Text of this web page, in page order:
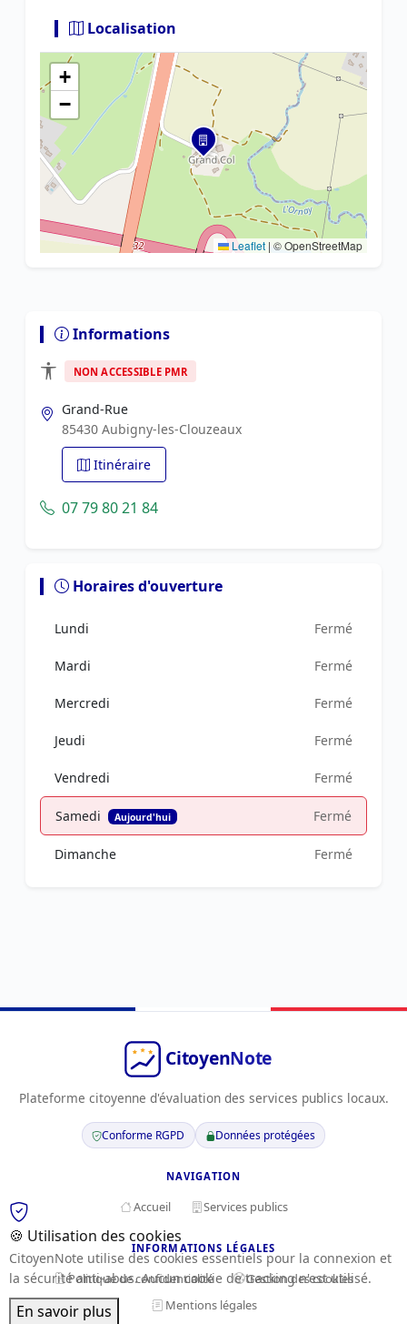
Localisation
+
−
Leaflet | © OpenStreetMap
Informations
NON ACCESSIBLE PMR
Grand-Rue
85430 Aubigny-les-Clouzeaux
Itinéraire
07 79 80 21 84
Horaires d'ouverture
Lundi Fermé
Mardi Fermé
Mercredi Fermé
Jeudi Fermé
Vendredi Fermé
Samedi Aujourd'hui Fermé
Dimanche Fermé
Plateforme citoyenne d'évaluation des services publics locaux.
Conforme RGPD Données protégées
NAVIGATION
Accueil Services publics
INFORMATIONS LÉGALES
Politique de confidentialité
Gestion des cookies
Mentions légales
🍪 Utilisation des cookies
CitoyenNote utilise des cookies essentiels pour la connexion et
la sécurité anti-abus. Aucun cookie de tracking n'est utilisé.
En savoir plus